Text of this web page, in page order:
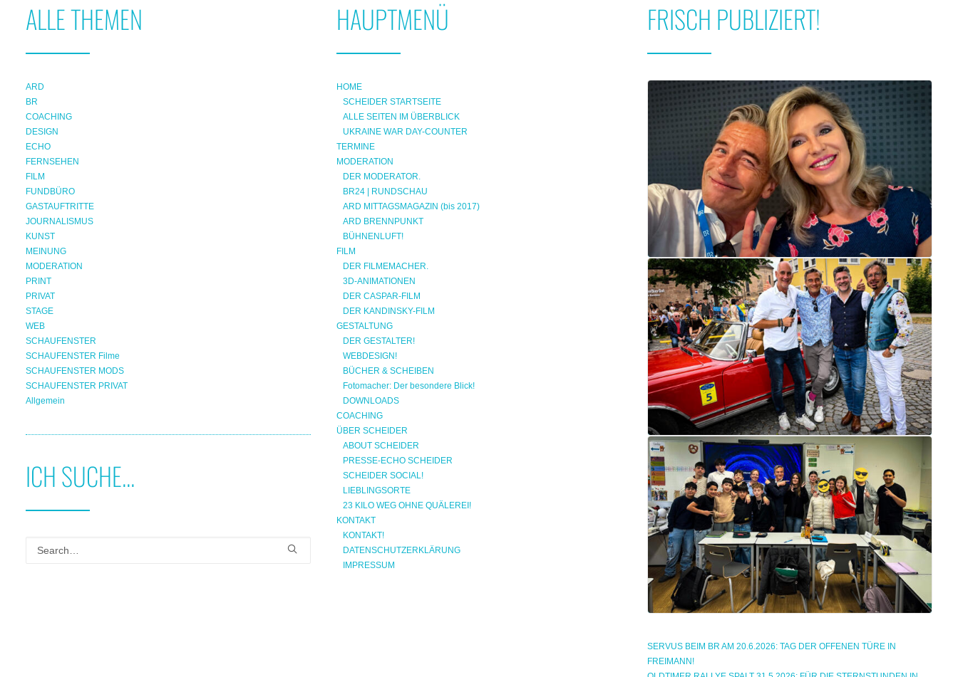
ALLE THEMEN
ARD
BR
COACHING
DESIGN
ECHO
FERNSEHEN
FILM
FUNDBÜRO
GASTAUFTRITTE
JOURNALISMUS
KUNST
MEINUNG
MODERATION
PRINT
PRIVAT
STAGE
WEB
SCHAUFENSTER
SCHAUFENSTER Filme
SCHAUFENSTER MODS
SCHAUFENSTER PRIVAT
Allgemein
ICH SUCHE...
HAUPTMENÜ
HOME
SCHEIDER STARTSEITE
ALLE SEITEN IM ÜBERBLICK
UKRAINE WAR DAY-COUNTER
TERMINE
MODERATION
DER MODERATOR.
BR24 | RUNDSCHAU
ARD MITTAGSMAGAZIN (bis 2017)
ARD BRENNPUNKT
BÜHNENLUFT!
FILM
DER FILMEMACHER.
3D-ANIMATIONEN
DER CASPAR-FILM
DER KANDINSKY-FILM
GESTALTUNG
DER GESTALTER!
WEBDESIGN!
BÜCHER & SCHEIBEN
Fotomacher: Der besondere Blick!
DOWNLOADS
COACHING
ÜBER SCHEIDER
ABOUT SCHEIDER
PRESSE-ECHO SCHEIDER
SCHEIDER SOCIAL!
LIEBLINGSORTE
23 KILO WEG OHNE QUÄLEREI!
KONTAKT
KONTAKT!
DATENSCHUTZERKLÄRUNG
IMPRESSUM
FRISCH PUBLIZIERT!
SERVUS BEIM BR AM 20.6.2026: TAG DER OFFENEN TÜRE IN
FREIMANN!